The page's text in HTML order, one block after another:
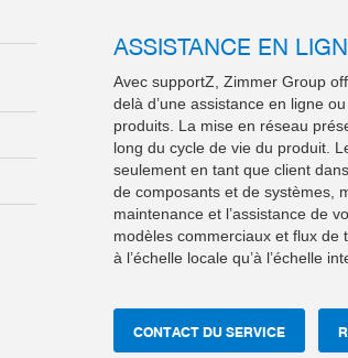
ASSISTANCE EN
Avec supportZ, Zimmer Group
delà d’une assistance en ligne
produits. La mise en réseau
long du cycle de vie du produit.
seulement en tant que client
de composants et de systèmes,
maintenance et l’assistance de
modèles commerciaux et flux de
à l’échelle locale qu’à l’échelle
CONTACT DU SERVICE